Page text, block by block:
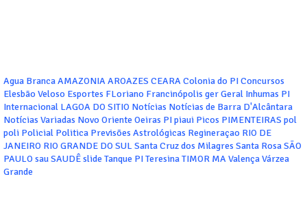
Agua BrancaAMAZONIAAROAZES CEARAColonia do PIConcursos
Elesbão Veloso Esportes FLoriano Francinópolis gerGeral Inhumas PI
Internacional LAGOA DO SITIO Notícias Notícias de Barra D'Alcântara
Notícias Variadas Novo Oriente Oeiras PIpiaui Picos PIMENTEIRAS pol
poli Policial Politica Previsões Astrológicas Regineraçao RIO DE
JANEIRO RIO GRANDE DO SUL Santa Cruz dos Milagres Santa RosaSÃO
PAULOsauSAUDÊslide Tanque PITeresinaTIMOR MAValençaVárzea
Grande